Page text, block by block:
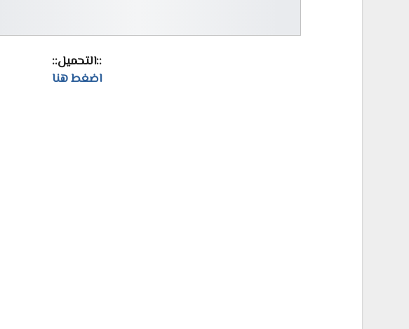
::التحميل::
اضغط هنا